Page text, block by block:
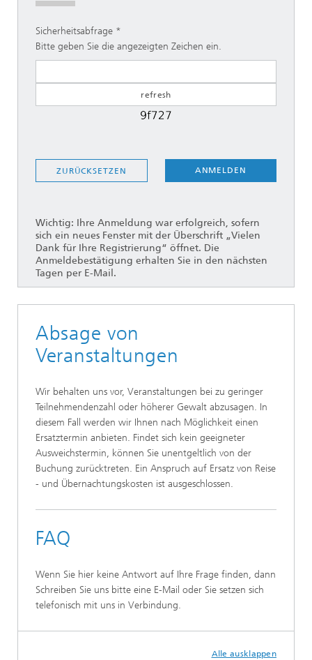
Sicherheitsabfrage
Bitte geben Sie die angezeigten Zeichen ein.
ANMELDEN
ZURÜCKSETZEN
Wichtig: Ihre Anmeldung war erfolgreich, sofern
sich ein neues Fenster mit der Überschrift „Vielen
Dank für Ihre Registrierung“ öffnet. Die
Anmeldebestätigung erhalten Sie in den nächsten
Tagen per E-Mail.
Absage von
Veranstaltungen
Wir behalten uns vor, Veranstaltungen bei zu geringer
Teilnehmendenzahl oder höherer Gewalt abzusagen. In
diesem Fall werden wir Ihnen nach Möglichkeit einen
Ersatztermin anbieten. Findet sich kein geeigneter
Ausweichstermin, können Sie unentgeltlich von der
Buchung zurücktreten. Ein Anspruch auf Ersatz von Reise
- und Übernachtungskosten ist ausgeschlossen.
FAQ
Wenn Sie hier keine Antwort auf Ihre Frage finden, dann
Schreiben Sie uns bitte eine E-Mail oder Sie setzen sich
telefonisch mit uns in Verbindung.
Alle ausklappen